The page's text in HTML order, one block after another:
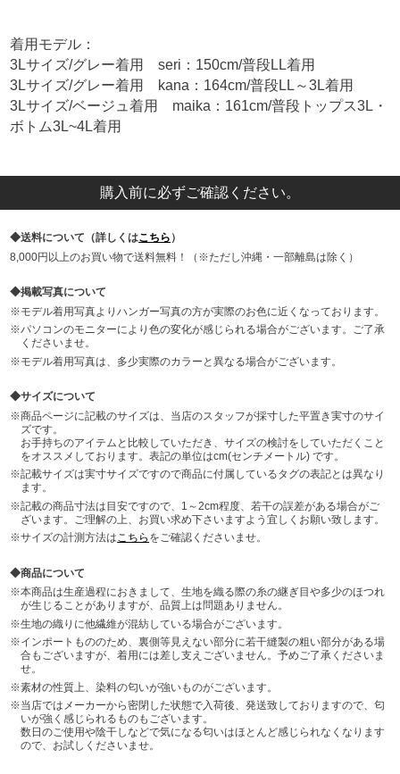
着用モデル：
3Lサイズ/グレー着用 seri：150cm/普段LL着用
3Lサイズ/グレー着用 kana：164cm/普段LL～3L着用
3Lサイズ/ベージュ着用 maika：161cm/普段トップス3L・
ボトム3L~4L着用
購入前に必ずご確認ください。
送料について（詳しくはこちら ）
8,000円以上のお買い物で送料無料！（※ただし沖縄・一部離島は除く）
掲載写真について
モデル着用写真よりハンガー写真の方が実際のお色に近くなっております。
パソコンのモニターにより色の変化が感じられる場合がございます。ご了承
くださいませ。
モデル着用写真は、多少実際のカラーと異なる場合がございます。
サイズについて
商品ページに記載のサイズは、当店のスタッフが採寸した平置き実寸のサイ
ズです。
お手持ちのアイテムと比較していただき、サイズの検討をしていただくこと
をオススメしております。表記の単位はcm(センチメートル) です。
記載サイズは実寸サイズですので商品に付属しているタグの表記とは異なり
ます。
記載の商品寸法は目安ですので、1～2cm程度、若干の誤差がある場合がご
ざいます。ご理解の上、お買い求め下さいますよう宜しくお願い致します。
サイズの計測方法はこちら をご確認くださいませ。
商品について
本商品は生産過程におきまして、生地を織る際の糸の継ぎ目や多少のほつれ
が生じることがありますが、品質上は問題ありません。
生地の織りに他繊維が混紡している場合がございます。
インポートもののため、裏側等見えない部分に若干縫製の粗い部分がある場
合もございますが、着用には差し支えございません。予めご了承くださいま
せ。
素材の性質上、染料の匂いが強いものがございます。
当店ではメーカーから密閉した状態で入荷後、発送致しておりますので、匂
いが強く感じられるものもございます。
数日のご使用や陰干しなどで気になる匂いはほとんど感じられなくなります
ので、お試しくださいませ。